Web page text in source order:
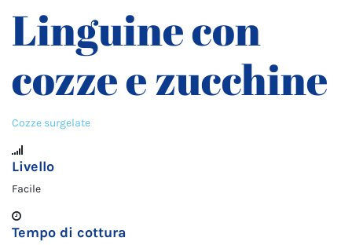
Linguine con
cozze e zucchine
Cozze surgelate
Livello
Facile
Tempo di cottura